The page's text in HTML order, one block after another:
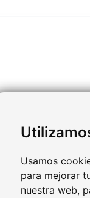
Usamos
para mejorar
nuestra web,
Real